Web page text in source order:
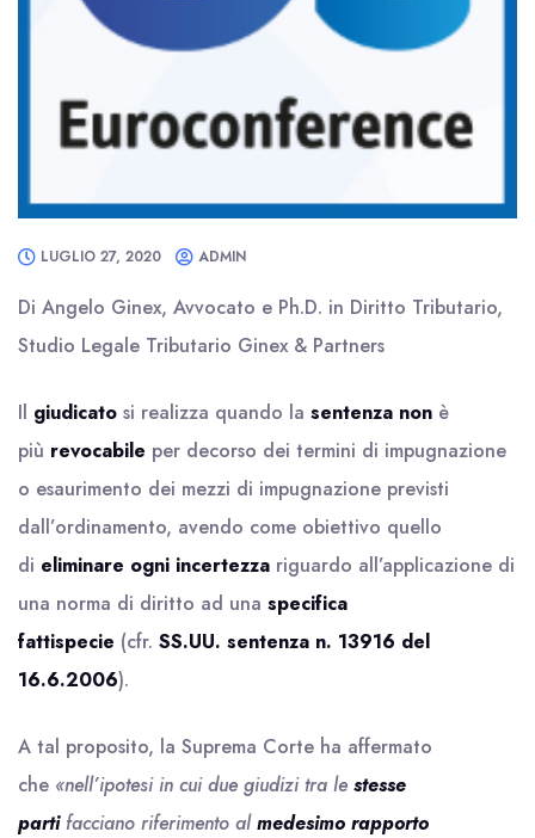
LUGLIO 27, 2020 ADMIN
Di Angelo Ginex, Avvocato e Ph.D. in Diritto Tributario,
Studio Legale Tributario Ginex & Partners
Il giudicato si realizza quando la sentenza non è
più revocabile per decorso dei termini di impugnazione
o esaurimento dei mezzi di impugnazione previsti
dall’ordinamento, avendo come obiettivo quello
di eliminare ogni incertezza riguardo all’applicazione di
una norma di diritto ad una specifica
fattispecie (cfr. SS.UU. sentenza n. 13916 del
16.6.2006).
A tal proposito, la Suprema Corte ha affermato
che «nell’ipotesi in cui due giudizi tra lestesse
partifacciano riferimento almedesimo rapporto